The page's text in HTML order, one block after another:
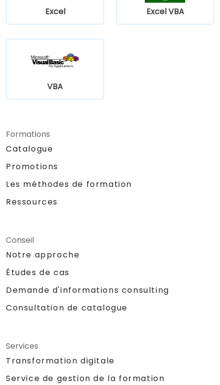
Excel Excel VBA
VBA
Formations
Catalogue
Promotions
Les méthodes de formation
Ressources
Conseil
Notre approche
Études de cas
Demande d'informations consulting
Consultation de catalogue
Services
Transformation digitale
Service de gestion de la formation